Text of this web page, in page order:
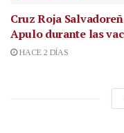
Cruz Roja
Apulo durante las
HACE 2 DÍAS